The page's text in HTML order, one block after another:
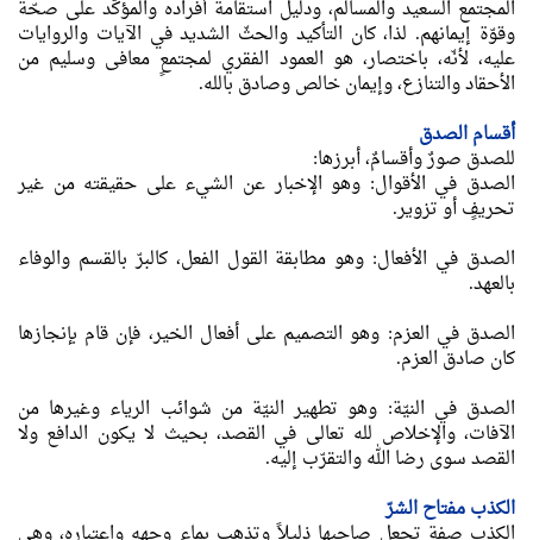
المجتمع السعيد والمسالم، ودليل استقامة أفراده والمؤكّد على صحّة
وقوّة إيمانهم. لذا، كان التأكيد والحثّ الشديد في الآيات والروايات
عليه، لأنّه، باختصار، هو العمود الفقري لمجتمعٍ معافى وسليم من
الأحقاد والتنازع، وإيمان خالص وصادق بالله.
أقسام الصدق
للصدق صورٌ وأقسامٌ، أبرزها:
الصدق في الأقوال: وهو الإخبار عن الشيء على حقيقته من غير
تحريفٍ أو تزوير.
الصدق في الأفعال: وهو مطابقة القول الفعل، كالبرّ بالقسم والوفاء
بالعهد.
الصدق في العزم: وهو التصميم على أفعال الخير، فإن قام بإنجازها
كان صادق العزم.
الصدق في النيّة: وهو تطهير النيّة من شوائب الرياء وغيرها من
الآفات، والإخلاص لله تعالى في القصد، بحيث لا يكون الدافع ولا
القصد سوى رضا الله والتقرّب إليه.
الكذب مفتاح الشرّ